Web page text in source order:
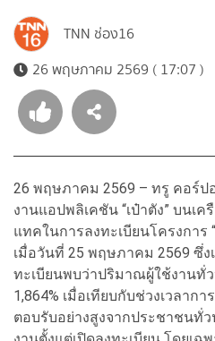
TNN ช่อง16
26 พฤษภาคม 2569 ( 17:07 )
26 พฤษภาคม 2569 – ทรู คอร์ป
งานแอปพลิเคชัน “เป๋าตัง” บนเ
แทคในการลงทะเบียนโครงการ
เมื่อวันที่ 25 พฤษภาคม 2569 ซึ่ง
ทะเบียนพบว่าปริมาณผู้ใช้งานทั่
1,864% เมื่อเทียบกับช่วงเวลาก
ตอบรับอย่างสูงจากประชาชนทั่